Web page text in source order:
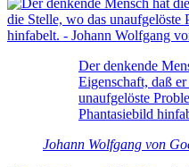
Der denkende
Eigenschaft, daß
unaufgelöste
Phantasiebild
Johann Wolfgang von